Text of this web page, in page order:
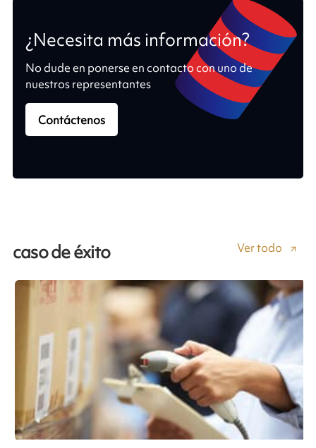
¿Necesita más información?
No dude en ponerse en contacto con uno de
nuestros representantes
Contáctenos
caso de éxito Ver todo